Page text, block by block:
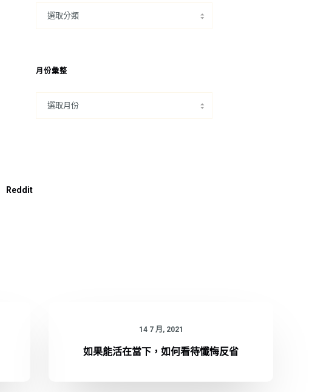
月份彙整
Reddit
14 7 月, 2021
如果能活在當下，如何看待懺悔反省